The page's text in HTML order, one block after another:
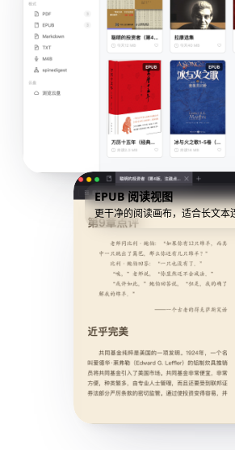
EPUB 阅读视图
更干净的阅读画布，适合长文本